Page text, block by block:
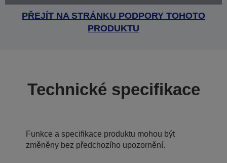
PŘEJÍT NA STRÁNKU PODPORY TOHOTO
PRODUKTU
Technické specifikace
Funkce a specifikace produktu mohou být
změněny bez předchozího upozornění.